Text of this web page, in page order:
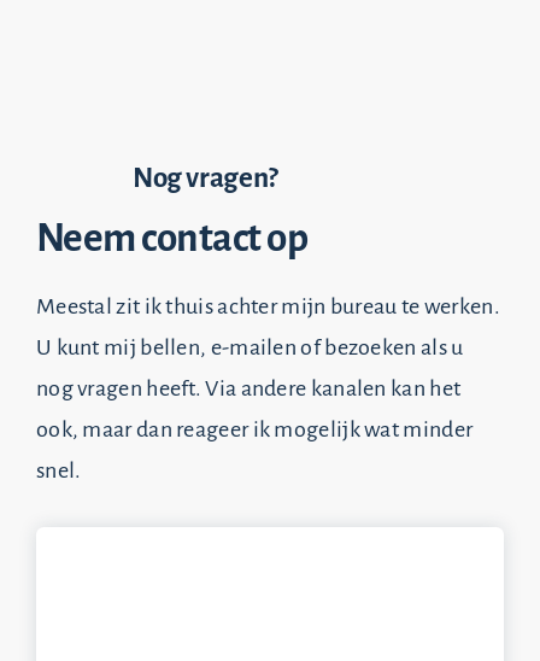
Nog vragen?
Neem contact op
Meestal zit ik thuis achter mijn bureau te werken.
U kunt mij bellen, e-mailen of bezoeken als u
nog vragen heeft. Via andere kanalen kan het
ook, maar dan reageer ik mogelijk wat minder
snel.